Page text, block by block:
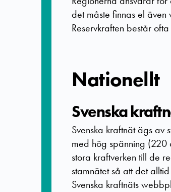
det måste finnas el även
Reservkraften består
Nationellt
Svenska
Svenska kraftnät ägs av
med hög spänning (220
stora kraftverken till de
stamnätet så att det
Svenska kraftnäts